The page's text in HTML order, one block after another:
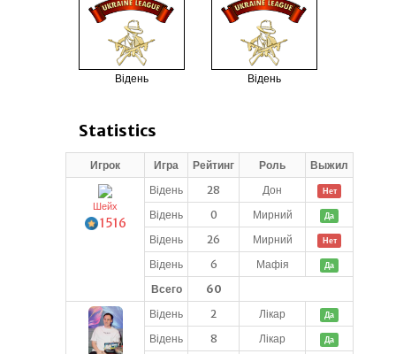
Відень Відень
Statistics
Игрок Игра Рейтинг Роль Выжил
Шейх
1516
Відень 28 Дон Нет
Відень 0 Мирний Да
Відень 26 Мирний Нет
Відень 6 Мафія Да
Всего 60
Відень 2 Лікар Да
Відень 8 Лікар Да